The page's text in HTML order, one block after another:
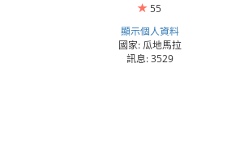
55
顯示個人資料
國家: 瓜地馬拉
訊息: 3529